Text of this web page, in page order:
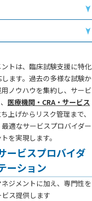
トは、臨床試験支援に特化
ます。過去の多様な試験か
ノウハウを集約し、サービ
医療機関・CRA・サービス
上げからリスク管理まで、
適なサービスプロバイダー
を実現します。
ービスプロバイダ
ーション
ジメントに加え、専門性を
ス提供します